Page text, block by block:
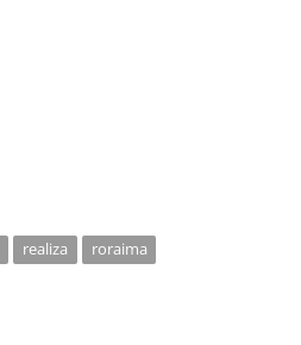
realiza roraima